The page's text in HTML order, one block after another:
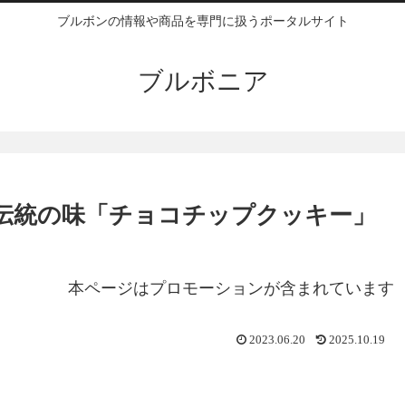
ブルボンの情報や商品を専門に扱うポータルサイト
ブルボニア
の味「チョコチップクッキー」
本ページはプロモーションが含まれています
2023.06.20 2025.10.19